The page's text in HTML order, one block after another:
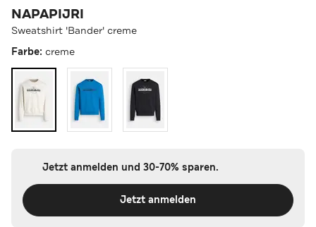
NAPAPIJRI
Sweatshirt 'Bander' creme
Farbe: creme
Jetzt anmelden und 30-70% sparen.
Jetzt anmelden